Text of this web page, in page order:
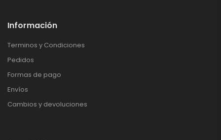
Información
Terminos y Condiciones
Pedidos
Formas de pago
Envíos
Cambios y devoluciones